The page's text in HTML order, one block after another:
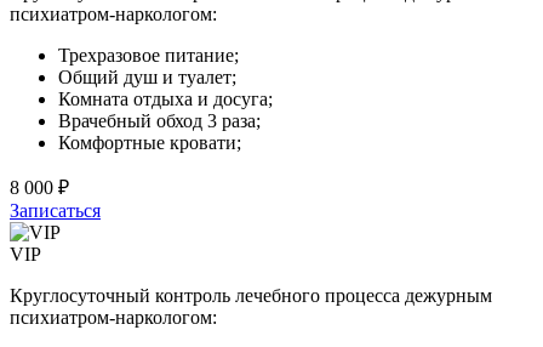
психиатром-наркологом:
Трехразовое питание;
Общий душ и туалет;
Комната отдыха и досуга;
Врачебный обход 3 раза;
Комфортные кровати;
8 000 ₽
Записаться
VIP
Круглосуточный контроль лечебного процесса дежурным
психиатром-наркологом: